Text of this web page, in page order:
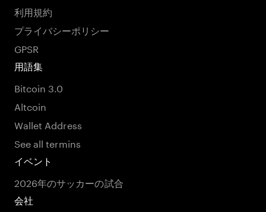
利用規約
プライバシーポリシー
GPSR
用語集
Bitcoin 3.0
Altcoin
Wallet Address
See all termins
イベント
2026年のサッカーの試合
会社